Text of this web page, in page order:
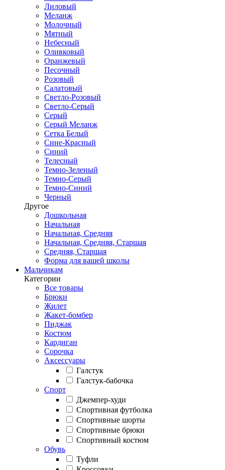
Лиловый
Меланж
Молочный
Мятный
Небесный
Оливковый
Оранжевый
Песочный
Розовый
Салатовый
Светло-Розовый
Светло-Серый
Серый
Серый Меланж
Сетка Белый
Сине-Красный
Синий
Телесный
Темно-Зеленый
Темно-Серый
Темно-Синий
Черный
Другое
Дошкольная
Начальная
Начальная, Средняя
Начальная, Средняя, Старшая
Средняя, Старшая
Форма для вашей школы
Мальчикам
Категории
Все товары
Брюки
Жилет
Жакет-бомбер
Пиджак
Костюм
Кардиган
Сорочка
Аксессуары
Галстук
Галстук-бабочка
Спорт
Джемпер-худи
Спортивная футболка
Спортивные шорты
Спортивные брюки
Спортивный костюм
Обувь
Туфли